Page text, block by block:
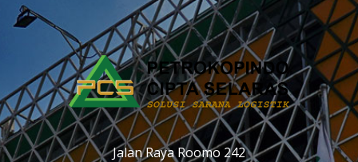
Jalan Raya Roomo 242